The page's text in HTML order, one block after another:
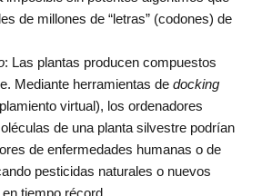
de millones de “letras” (codones) de
: Las plantas producen compuestos
Mediante herramientas de docking
virtual), los ordenadores
de una planta silvestre podrían
de enfermedades humanas o de
pesticidas naturales o nuevos